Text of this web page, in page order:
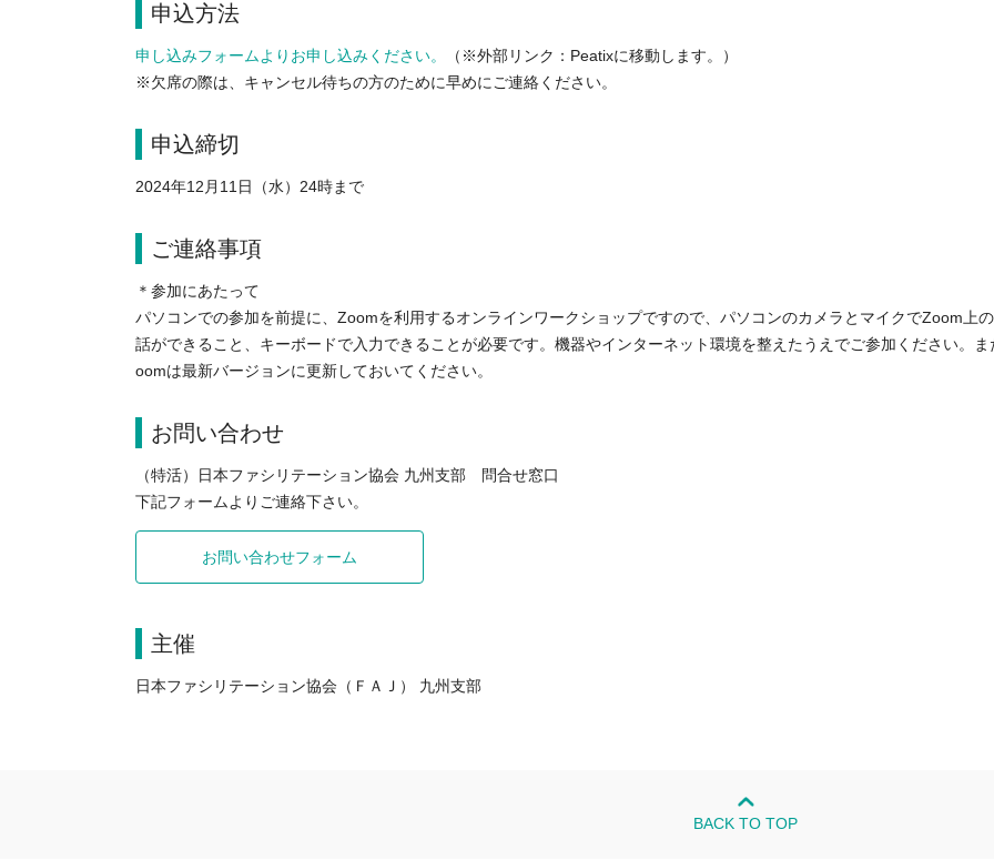
申込方法
申し込みフォームよりお申し込みください。
（※外部リンク：Peatixに移動します。）
※欠席の際は、キャンセル待ちの方のために早めにご連絡ください。
申込締切
2024年12月11日（水）24時まで
ご連絡事項
＊参加にあたって
パソコンでの参加を前提に、Zoomを利用するオンラインワークショップですので、パソコンのカメラとマイクでZoom上
話ができること、キーボードで入力できることが必要です。機器やインターネット環境を整えたうえでご参加ください。ま
oomは最新バージョンに更新しておいてください。
お問い合わせ
（特活）日本ファシリテーション協会 九州支部 問合せ窓口
下記フォームよりご連絡下さい。
お問い合わせフォーム
主催
日本ファシリテーション協会（ＦＡＪ） 九州支部
BACK TO TOP